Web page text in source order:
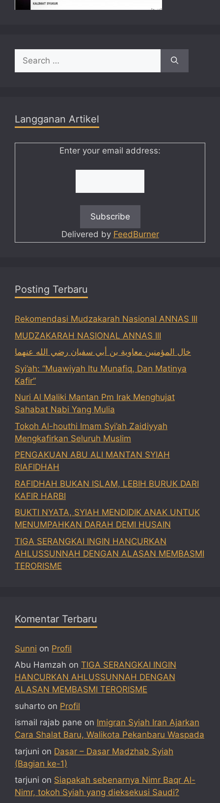
Search
for:
Langganan Artikel
Enter your email address:
Delivered by FeedBurner
Posting Terbaru
Rekomendasi Mudzakarah Nasional ANNAS III
MUDZAKARAH NASIONAL ANNAS III
خال المؤمنين معاوية بن أبي سفيان رضي الله عنهما
Syi’ah: “Muawiyah Itu Munafiq, Dan Matinya
Kafir”
Nuri Al Maliki Mantan Pm Irak Menghujat
Sahabat Nabi Yang Mulia
Tokoh Al-houthi Imam Syi’ah Zaidiyyah
Mengkafirkan Seluruh Muslim
PENGAKUAN ABU ALI MANTAN SYIAH
RIAFIDHAH
RAFIDHAH BUKAN ISLAM, LEBIH BURUK DARI
KAFIR HARBI
BUKTI NYATA, SYIAH MENDIDIK ANAK UNTUK
MENUMPAHKAN DARAH DEMI HUSAIN
TIGA SERANGKAI INGIN HANCURKAN
AHLUSSUNNAH DENGAN ALASAN MEMBASMI
TERORISME
Komentar Terbaru
Sunni on Profil
Abu Hamzah on TIGA SERANGKAI INGIN
HANCURKAN AHLUSSUNNAH DENGAN
ALASAN MEMBASMI TERORISME
suharto on Profil
ismail rajab pane on Imigran Syiah Iran Ajarkan
Cara Shalat Baru, Walikota Pekanbaru Waspada
tarjuni on Dasar – Dasar Madzhab Syiah
(Bagian ke-1)
tarjuni on Siapakah sebenarnya Nimr Baqr Al-
Nimr, tokoh Syiah yang dieksekusi Saudi?